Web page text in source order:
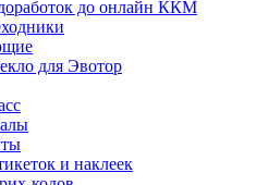
до онлайн ККМ
для Эвотор
и наклеек